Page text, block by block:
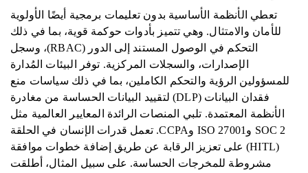
تعطي الأنظمة الأساسية بدون تعليمات برمجية أيضًا الأولوية
للأمان والامتثال. وهي تتميز بأدوات حوكمة قوية، بما في ذلك
التحكم في الوصول المستند إلى الدور (RBAC)، وسجل
الإصدارات، والسجلات المركزية. توفر البيئات المُدارة
للمسؤولين الرؤية والتحكم الكاملين، بما في ذلك سياسات منع
فقدان البيانات (DLP) لتقييد البيانات الحساسة من مغادرة
الأنظمة المعتمدة. تلبي المنصات الرائدة المعايير العالمية مثل
SOC 2 وISO 27001 وCCPA. تعمل قدرات الإنسان في الحلقة
(HITL) على تعزيز الرقابة عن طريق إضافة خطوات موافقة
مشروطة للمخرجات الحساسة. على سبيل المثال، أطلقت